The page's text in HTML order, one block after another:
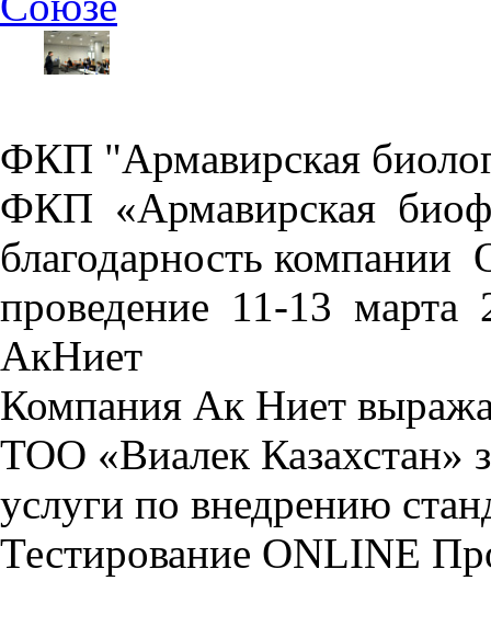
ФКП "Армавирская
ФКП «Армавирская
благодарность
проведение 11-13 марта
АкНиет
Компания Ак Ниет
ТОО «Виалек Казахстан»
услуги по внедрению
Тестирование ONLINE